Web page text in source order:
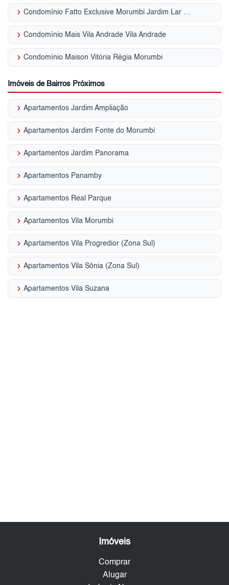
keyboard_arrow_right Condomínio Fatto Exclusive Morumbi Jardim Lar São Paulo
keyboard_arrow_right Condomínio Mais Vila Andrade Vila Andrade
keyboard_arrow_right Condomínio Maison Vitória Régia Morumbi
Imóveis de Bairros Próximos
keyboard_arrow_right Apartamentos Jardim Ampliação
keyboard_arrow_right Apartamentos Jardim Fonte do Morumbi
keyboard_arrow_right Apartamentos Jardim Panorama
keyboard_arrow_right Apartamentos Panamby
keyboard_arrow_right Apartamentos Real Parque
keyboard_arrow_right Apartamentos Vila Morumbi
keyboard_arrow_right Apartamentos Vila Progredior (Zona Sul)
keyboard_arrow_right Apartamentos Vila Sônia (Zona Sul)
keyboard_arrow_right Apartamentos Vila Suzana
Imóveis
Comprar
Alugar